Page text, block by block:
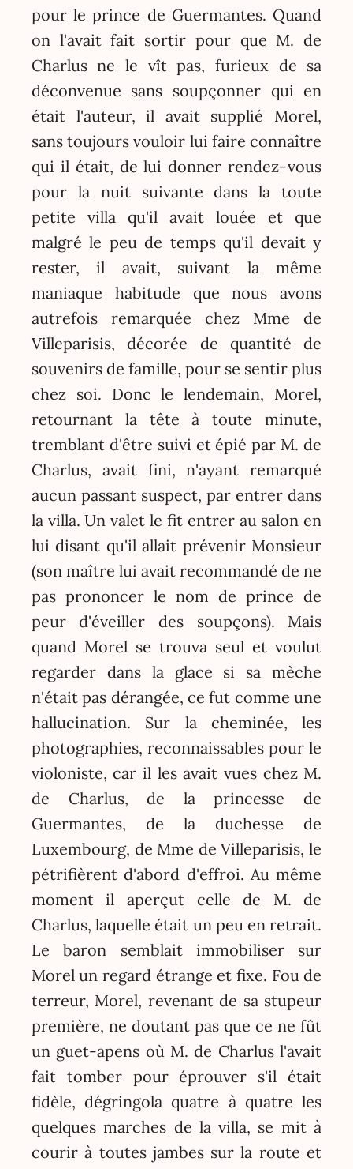
pour le prince de Guermantes. Quand
on l'avait fait sortir pour que M. de
Charlus ne le vît pas, furieux de sa
déconvenue sans soupçonner qui en
était l'auteur, il avait supplié Morel,
sans toujours vouloir lui faire connaître
qui il était, de lui donner rendez-vous
pour la nuit suivante dans la toute
petite villa qu'il avait louée et que
malgré le peu de temps qu'il devait y
rester, il avait, suivant la même
maniaque habitude que nous avons
autrefois remarquée chez Mme de
Villeparisis, décorée de quantité de
souvenirs de famille, pour se sentir plus
chez soi. Donc le lendemain, Morel,
retournant la tête à toute minute,
tremblant d'être suivi et épié par M. de
Charlus, avait fini, n'ayant remarqué
aucun passant suspect, par entrer dans
la villa. Un valet le fit entrer au salon en
lui disant qu'il allait prévenir Monsieur
(son maître lui avait recommandé de ne
pas prononcer le nom de prince de
peur d'éveiller des soupçons). Mais
quand Morel se trouva seul et voulut
regarder dans la glace si sa mèche
n'était pas dérangée, ce fut comme une
hallucination. Sur la cheminée, les
photographies, reconnaissables pour le
violoniste, car il les avait vues chez M.
de Charlus, de la princesse de
Guermantes, de la duchesse de
Luxembourg, de Mme de Villeparisis, le
pétrifièrent d'abord d'effroi. Au même
moment il aperçut celle de M. de
Charlus, laquelle était un peu en retrait.
Le baron semblait immobiliser sur
Morel un regard étrange et fixe. Fou de
terreur, Morel, revenant de sa stupeur
première, ne doutant pas que ce ne fût
un guet-apens où M. de Charlus l'avait
fait tomber pour éprouver s'il était
fidèle, dégringola quatre à quatre les
quelques marches de la villa, se mit à
courir à toutes jambes sur la route et